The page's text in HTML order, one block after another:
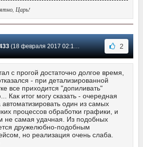
Царь!
(18 февраля 2017 02:12) Сообщение #28 2
с прогой достаточно долгое время,
- при детализированной
все приходится "допиливать"
Как итог могу сказать - очередная
автоматизировать один из самых
процессов обработки графики, и
не самая удачная. Из подобных
дружелюбно-подобным
но реализация очень слаба.